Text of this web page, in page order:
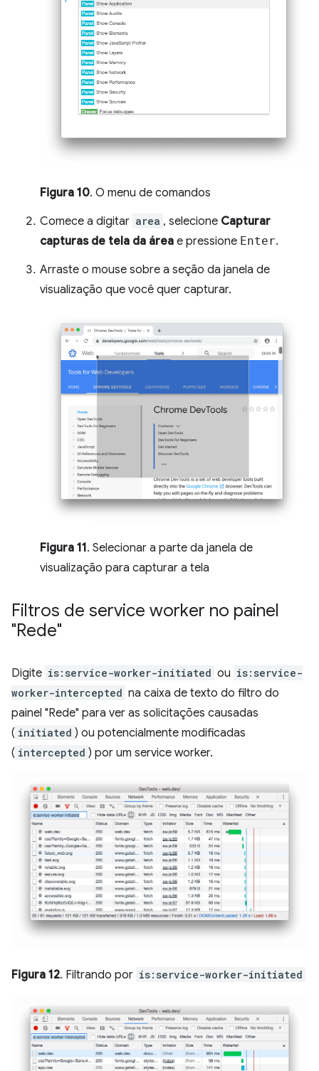
Figura 10. O menu de comandos
Comece a digitar area , selecione Capturar
capturas de tela da área e pressione Enter.
Arraste o mouse sobre a seção da janela de
visualização que você quer capturar.
Figura 11. Selecionar a parte da janela de
visualização para capturar a tela
Filtros de service worker no painel
"Rede"
Digite is:service-worker-initiated ou is:service-
worker-intercepted na caixa de texto do filtro do
painel "Rede" para ver as solicitações causadas
( initiated ) ou potencialmente modificadas
( intercepted ) por um service worker.
Figura 12. Filtrando por is:service-worker-initiated